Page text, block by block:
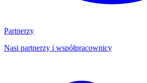
Partnerzy
Nasi partnerzy i współpracownicy